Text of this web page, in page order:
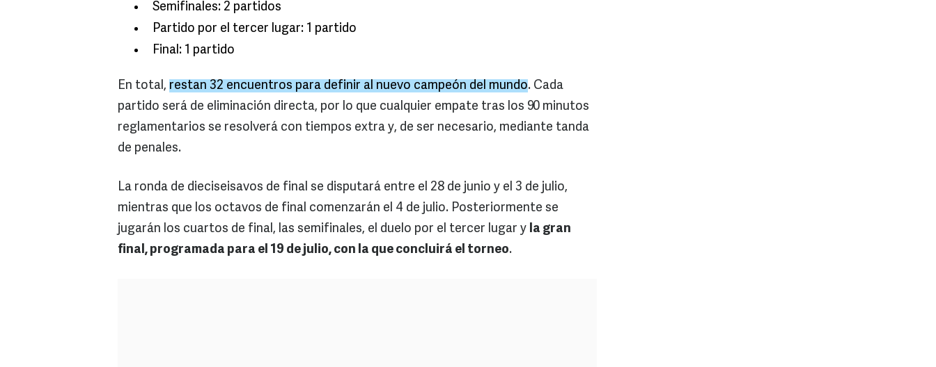
Semifinales: 2 partidos
Partido por el tercer lugar: 1 partido
Final: 1 partido
En total, restan 32 encuentros para definir al nuevo campeón del mundo. Cada
partido será de eliminación directa, por lo que cualquier empate tras los 90 minutos
reglamentarios se resolverá con tiempos extra y, de ser necesario, mediante tanda
de penales.
La ronda de dieciseisavos de final se disputará entre el 28 de junio y el 3 de julio,
mientras que los octavos de final comenzarán el 4 de julio. Posteriormente se
jugarán los cuartos de final, las semifinales, el duelo por el tercer lugar y la gran
final, programada para el 19 de julio, con la que concluirá el torneo.